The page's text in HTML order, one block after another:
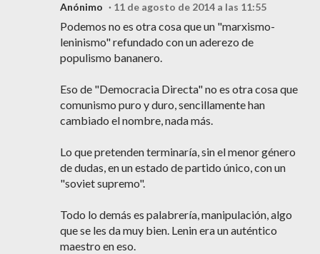
Anónimo 11 de agosto de 2014 a las 11:55
Podemos no es otra cosa que un "marxismo-
leninismo" refundado con un aderezo de
populismo bananero.
Eso de "Democracia Directa" no es otra cosa que
comunismo puro y duro, sencillamente han
cambiado el nombre, nada más.
Lo que pretenden terminaría, sin el menor género
de dudas, en un estado de partido único, con un
"soviet supremo".
Todo lo demás es palabrería, manipulación, algo
que se les da muy bien. Lenin era un auténtico
maestro en eso.